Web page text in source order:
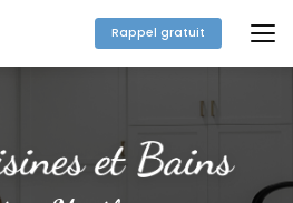
Rappel gratuit